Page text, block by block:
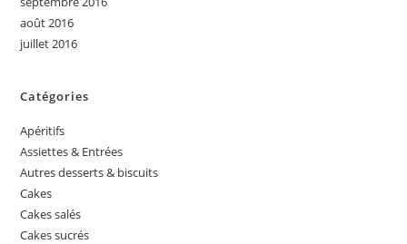
août 2016
juillet 2016
Catégories
Apéritifs
Assiettes & Entrées
Autres desserts & biscuits
Cakes
Cakes salés
Cakes sucrés